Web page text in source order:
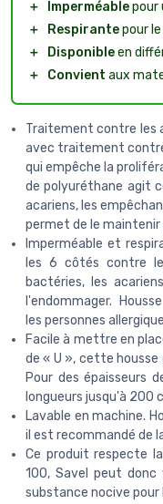
＋
Imperméablepour
＋
Respirantepour
＋
Disponibleen
＋
Convient aux
Traitement contre les
avec traitement
qui empêche la
de polyuréthane agit
acariens, les
permet de le
Imperméable et
les 6 côtés contre
bactéries, les
l'endommager.
les personnes
Facile à mettre en
de « U », cette
Pour des épaisseurs
longueurs jusqu'à 200
Lavable en machine.
il est recommandé de
Ce produit respecte
100, Savel peut
substance nocive pour